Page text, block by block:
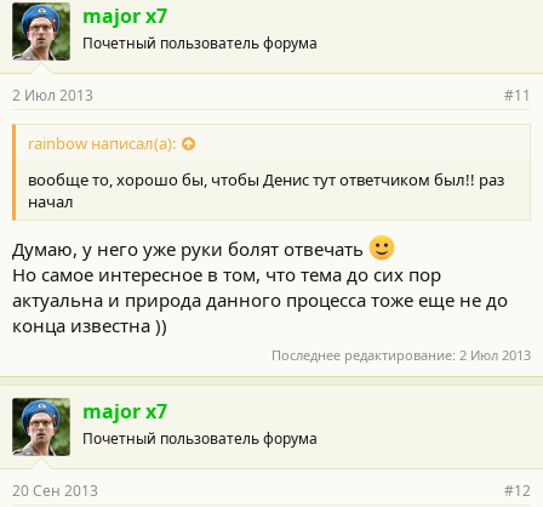
major x7
Почетный пользователь форума
2 Июл 2013 #11
rainbow написал(а):
вообще то, хорошо бы, чтобы Денис тут ответчиком был!! раз
начал
Думаю, у него уже руки болят отвечать
Но самое интересное в том, что тема до сих пор
актуальна и природа данного процесса тоже еще не до
конца известна ))
Последнее редактирование: 2 Июл 2013
major x7
Почетный пользователь форума
20 Сен 2013 #12